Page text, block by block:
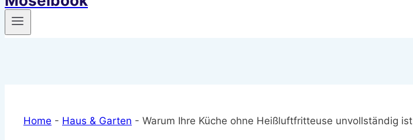
Home - Haus & Garten - Warum Ihre Küche ohne Heißluftfritteuse unvollständig ist